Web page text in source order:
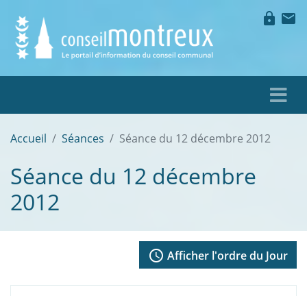
lock mail
Accueil Séances Séance du 12 décembre 2012
Séance du 12 décembre
2012
access_time Afficher l'ordre du Jour